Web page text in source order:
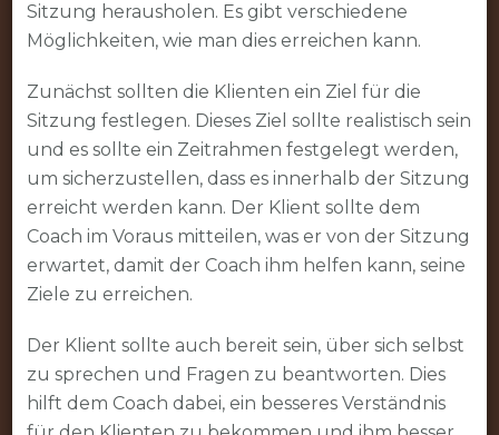
Sitzung herausholen. Es gibt verschiedene
Möglichkeiten, wie man dies erreichen kann.
Zunächst sollten die Klienten ein Ziel für die
Sitzung festlegen. Dieses Ziel sollte realistisch sein
und es sollte ein Zeitrahmen festgelegt werden,
um sicherzustellen, dass es innerhalb der Sitzung
erreicht werden kann. Der Klient sollte dem
Coach im Voraus mitteilen, was er von der Sitzung
erwartet, damit der Coach ihm helfen kann, seine
Ziele zu erreichen.
Der Klient sollte auch bereit sein, über sich selbst
zu sprechen und Fragen zu beantworten. Dies
hilft dem Coach dabei, ein besseres Verständnis